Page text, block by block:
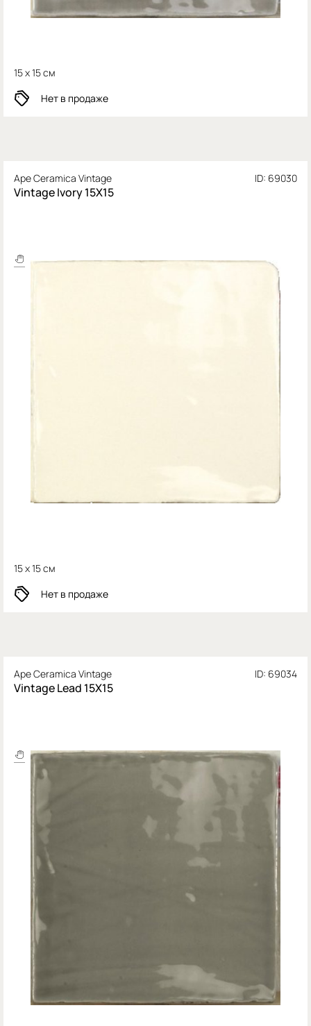
15 x 15 см
Нет в продаже
Ape Ceramica Vintage ID: 69030
Vintage Ivory 15X15
15 x 15 см
Нет в продаже
Ape Ceramica Vintage ID: 69034
Vintage Lead 15X15